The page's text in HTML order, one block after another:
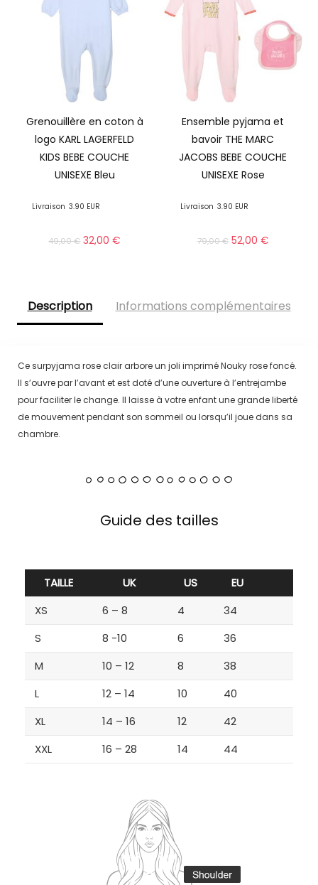
Grenouillère en coton à
logo KARL LAGERFELD
KIDS BEBE COUCHE
UNISEXE Bleu
Livraison 3.90 EUR
49,00€ 32,00€
Ensemble pyjama et
bavoir THE MARC
JACOBS BEBE COUCHE
UNISEXE Rose
Livraison 3.90 EUR
79,00€ 52,00 €
Description Informations complémentaires
Ce surpyjama rose clair arbore un joli imprimé Nouky rose foncé.
Il s’ouvre par l’avant et est doté d’une ouverture à l’entrejambe
pour faciliter le change. Il laisse à votre enfant une grande liberté
de mouvement pendant son sommeil ou lorsqu’il joue dans sa
chambre.
Guide des tailles
TAILLE UK US
EU
XS
6 – 8 4
34
S
8 -10 6
36
M
10 – 12 8
38
L
12 – 14 10
40
XL
14 – 16 12
42
XXL
16 – 28 14 44